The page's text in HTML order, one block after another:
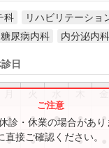
科 リハビリテーショ
糖尿病内科 内分泌内科
日
● ● ● ● ●
● ● ●
診・休業の場合があ
直接ご確認ください。